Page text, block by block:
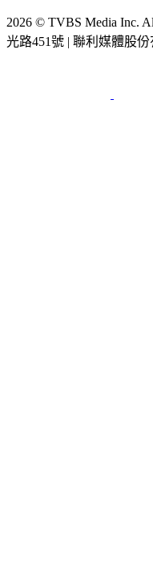
2026 © TVBS Media Inc.
光路451號 | 聯利媒體股份